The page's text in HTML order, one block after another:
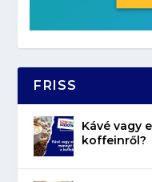
FRISS
Kávé vagy
koffeinről?